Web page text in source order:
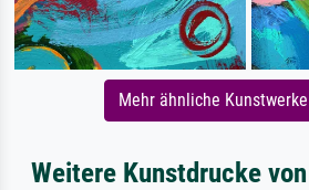
Mehr ähnliche
Weitere Kunstdrucke